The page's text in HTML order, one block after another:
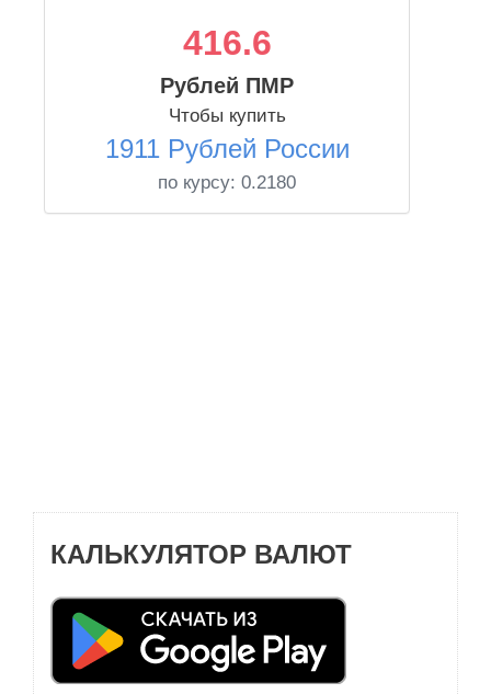
416.6
Рублей ПМР
Чтобы купить
1911 Рублей России
по курсу: 0.2180
КАЛЬКУЛЯТОР ВАЛЮТ